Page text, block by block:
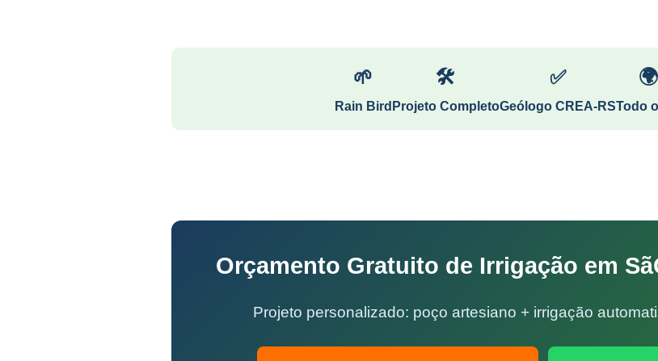
🌱
Rain Bird
🛠
Projeto Completo
✅
Geólogo CREA-RS
🌍
Todo
Orçamento Gratuito de Irrigação em
Projeto personalizado: poço artesiano + irrigação